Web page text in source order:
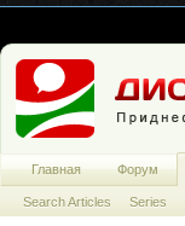
Главная Форум
Search Articles Series